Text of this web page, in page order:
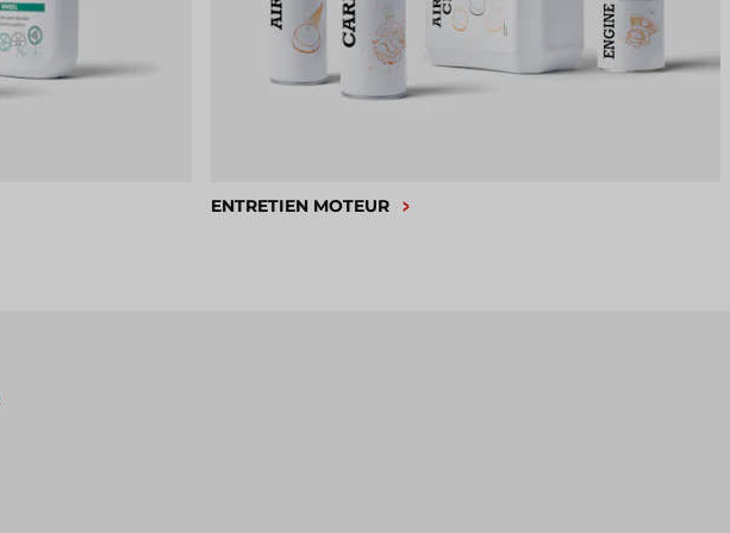
ENTRETIEN MOTEUR